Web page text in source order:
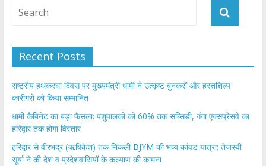
Recent Posts
राष्ट्रीय हथकरघा दिवस पर मुख्यमंत्री धामी ने उत्कृष्ट बुनकरों और हस्तशिल्प
कारीगरों को किया सम्मानित
​धामी कैबिनेट का बड़ा फैसला: पशुपालकों को 60% तक सब्सिडी, गंगा एक्सप्रेसवे का
हरिद्वार तक होगा विस्तार
​हरिद्वार से वीरभद्र (ऋषिकेश) तक निकली BJYM की भव्य कांवड़ यात्रा; तेजस्वी
सूर्या ने की देश व प्रदेशवासियों के कल्याण की कामना